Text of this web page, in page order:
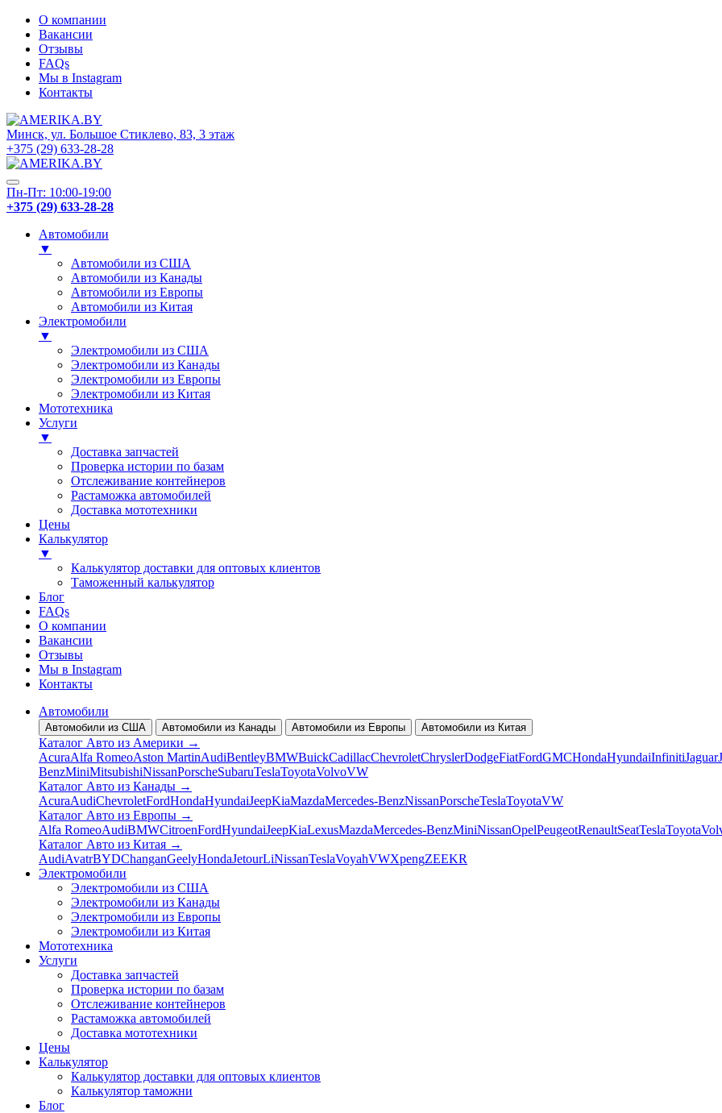
О компании
Вакансии
Отзывы
FAQs
Мы в Instagram
Контакты
Минск, ул. Большое Стиклево, 83, 3 этаж
+375 (29) 633-28-28
Пн-Пт: 10:00-19:00
+375 (29) 633-28-28
Автомобили
▼
Автомобили из США
Автомобили из Канады
Автомобили из Европы
Автомобили из Китая
Электромобили
▼
Электромобили из США
Электромобили из Канады
Электромобили из Европы
Электромобили из Китая
Мототехника
Услуги
▼
Доставка запчастей
Проверка истории по базам
Отслеживание контейнеров
Растаможка автомобилей
Доставка мототехники
Цены
Калькулятор
▼
Калькулятор доставки для оптовых клиентов
Таможенный калькулятор
Блог
FAQs
О компании
Вакансии
Отзывы
Мы в Instagram
Контакты
Автомобили
Автомобили из США Автомобили из Канады Автомобили из Европы Автомобили из Китая
Каталог Авто из Америки →
AcuraAlfa RomeoAston MartinAudiBentleyBMWBuickCadillacChevroletChryslerDodgeFiatFordGMCHondaHyundaiInfinitiJaguar
BenzMiniMitsubishiNissanPorscheSubaruTeslaToyotaVolvoVW
Каталог Авто из Канады →
AcuraAudiChevroletFordHondaHyundaiJeepKiaMazdaMercedes-BenzNissanPorscheTeslaToyotaVW
Каталог Авто из Европы →
Alfa RomeoAudiBMWCitroenFordHyundaiJeepKiaLexusMazdaMercedes-BenzMiniNissanOpelPeugeotRenaultSeatTeslaToyota
Каталог Авто из Китая →
AudiAvatrBYDChanganGeelyHondaJetourLiNissanTeslaVoyahVWXpengZEEKR
Электромобили
Электромобили из США
Электромобили из Канады
Электромобили из Европы
Электромобили из Китая
Мототехника
Услуги
Доставка запчастей
Проверка истории по базам
Отслеживание контейнеров
Растаможка автомобилей
Доставка мототехники
Цены
Калькулятор
Калькулятор доставки для оптовых клиентов
Калькулятор таможни
Блог